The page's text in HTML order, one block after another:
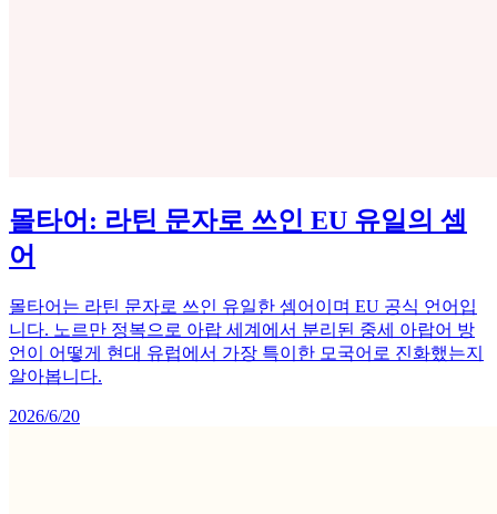
몰타어: 라틴 문자로 쓰인 EU 유일의 셈
어
몰타어는 라틴 문자로 쓰인 유일한 셈어이며 EU 공식 언어입
니다. 노르만 정복으로 아랍 세계에서 분리된 중세 아랍어 방
언이 어떻게 현대 유럽에서 가장 특이한 모국어로 진화했는지
알아봅니다.
2026/6/20